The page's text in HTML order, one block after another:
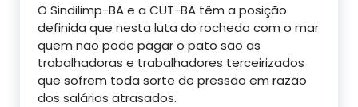
O Sindilimp-BA e a CUT-BA têm a posição
definida que nesta luta do rochedo com o mar
quem não pode pagar o pato são as
trabalhadoras e trabalhadores terceirizados
que sofrem toda sorte de pressão em razão
dos salários atrasados.